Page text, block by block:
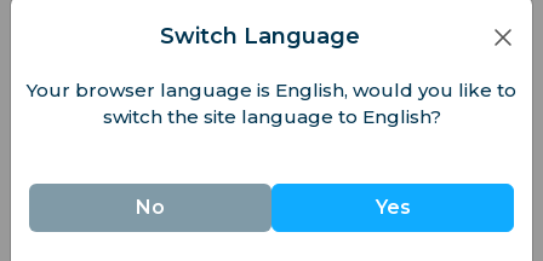
由于汇率经常变动，建议您密切关注。通过手机应用或网
站，可以轻松查询到最新的汇率信息，以便在兑换前做出
这样您就能更好地判断是否应该立即兑换。充分的准备能
为您的旅程节省不少开支。
Switch Language
Your browser language is English, would you like to
switch the site language to English?
No Yes